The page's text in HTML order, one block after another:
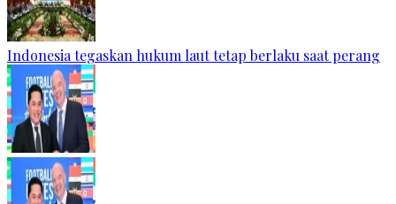
Indonesia tegaskan hukum laut tetap berlaku saat perang